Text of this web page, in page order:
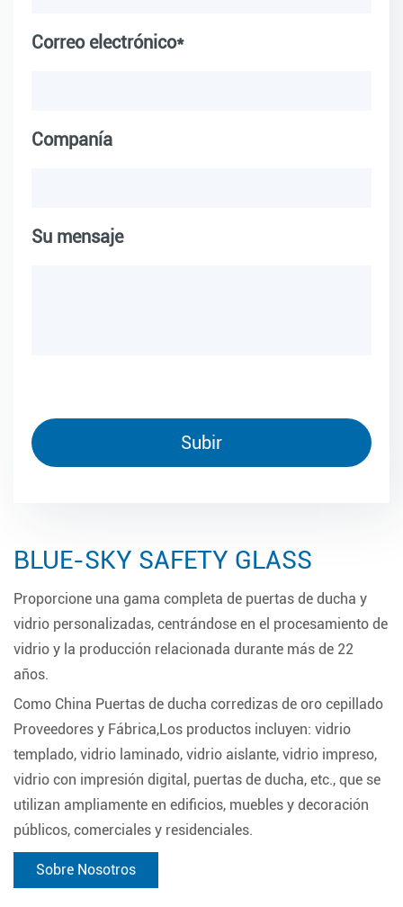
Correo electrónico*
Companía
Su mensaje
BLUE-SKY SAFETY GLASS
Proporcione una gama completa de puertas de ducha y
vidrio personalizadas, centrándose en el procesamiento de
vidrio y la producción relacionada durante más de 22
años.
Como China Puertas de ducha corredizas de oro cepillado
Proveedores y Fábrica,Los productos incluyen: vidrio
templado, vidrio laminado, vidrio aislante, vidrio impreso,
vidrio con impresión digital, puertas de ducha, etc., que se
utilizan ampliamente en edificios, muebles y decoración
públicos, comerciales y residenciales.
Sobre Nosotros